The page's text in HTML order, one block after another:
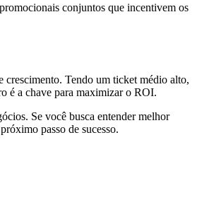
conjuntos que incentivem os
crescimento. Tendo um ticket médio alto,
é a chave para maximizar o ROI.
Se você busca entender melhor
passo de sucesso.